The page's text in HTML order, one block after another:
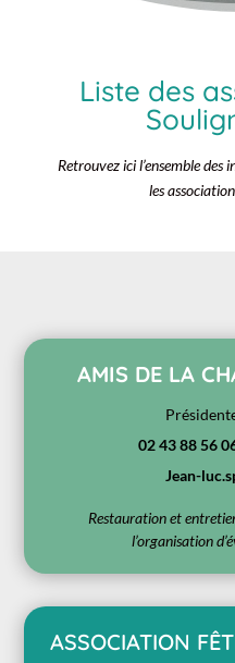
Liste des
Retrouvez ici l’ensemble
les
AMIS DE LA
02 43 88 56
Jean-
Restauration et
l’organisation
ASSOCIATION